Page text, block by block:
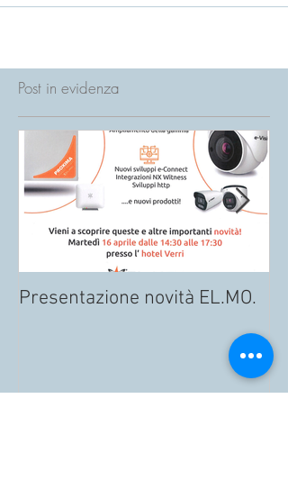
avvale di...
Post in evidenza
Presentazione novità EL.MO.